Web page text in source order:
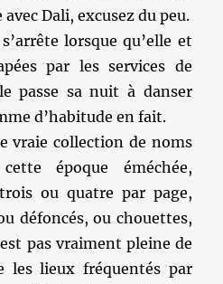
Dali, excusez du peu.
lorsque qu’elle et
par les services de
passe sa nuit à danser
d’habitude en fait.
vraie collection de noms
époque éméchée,
ou quatre par page,
défoncés, ou chouettes,
pas vraiment pleine de
les lieux fréquentés par